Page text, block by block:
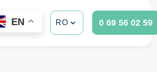
EN RO 0 69 56 02 59